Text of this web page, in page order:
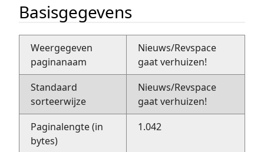
Basisgegevens
Weergegeven
paginanaam
Nieuws/Revspace
gaat verhuizen!
Standaard
sorteerwijze
Nieuws/Revspace
gaat verhuizen!
Paginalengte (in
bytes)
1.042